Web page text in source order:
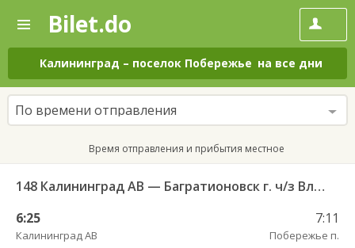
—
Поиск
и
покупка
билетов
на
автобус
онлайн
Bilet.do
Калининград – поселок Побережье на все дни
По времени отправления
Время отправления и прибытия местное
148 Калининград АВ — Багратионовск г. ч/з Владимирово п., Славское п., Долгоруково п.
6:25
Калининград АВ
7:11
Побережье п.